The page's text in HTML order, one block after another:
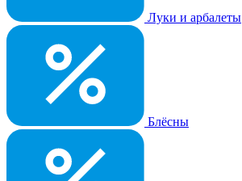
Луки и арбалеты
Блёсны